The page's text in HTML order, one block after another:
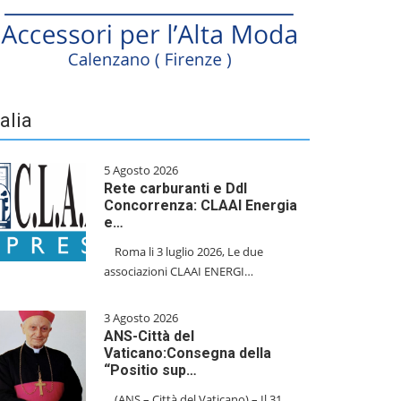
5 Agosto 2026
Rete carburanti e Ddl
Concorrenza: CLAAI Energia
e…
​Roma li 3 luglio 2026, Le due
associazioni CLAAI ENERGI…
3 Agosto 2026
ANS-Città del
Vaticano:Consegna della
“Positio sup…